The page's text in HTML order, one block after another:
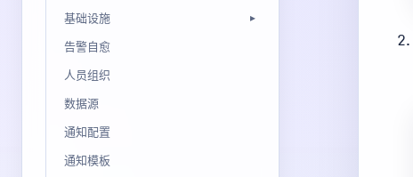
基础设施
告警自愈
人员组织
数据源
通知配置
通知模板